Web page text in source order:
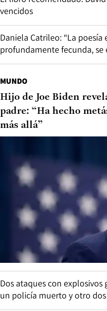
vencidos
Daniela Catrileo: “La poesía
profundamente fecunda, se
MUNDO
Hijo de Joe Biden
padre: “Ha hecho
más allá”
Dos ataques con
un policía muerto y otro